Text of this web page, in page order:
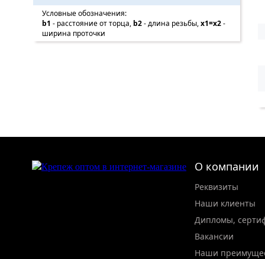
Условные обозначения:
b1 - расстояние от торца, b2- длина резьбы,x1=x2-
ширина проточки
О компании
Реквизиты
Наши клиенты
Дипломы,
Вакансии
Наши